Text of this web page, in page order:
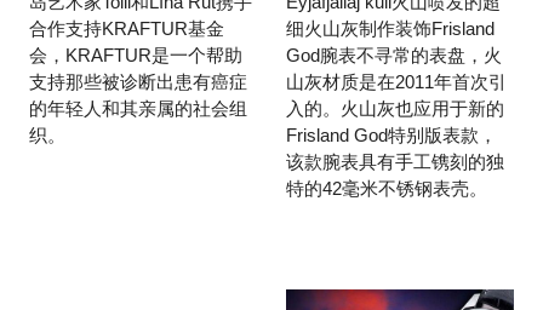
合作支持KRAFTUR基金
会，KRAFTUR是一个帮助
支持那些被诊断出患有癌症
的年轻人和其亲属的社会组
织。
细火山灰制作装饰Frisland
God腕表不寻常的表盘，火
山灰材质是在2011年首次引
入的。火山灰也应用于新的
Frisland God特别版表款，
该款腕表具有手工镌刻的独
特的42毫米不锈钢表壳。